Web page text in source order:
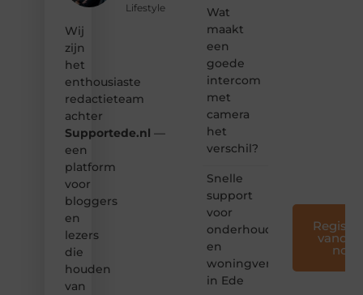
Lifestyle
Wij
zijn
het
enthousiaste
redactieteam
achter
Supportede.nl —
een
platform
voor
bloggers
en
lezers
die
houden
van
Wat
maakt
een
goede
intercom
met
camera
het
verschil?
Snelle
support
voor
onderhoud
en
woningverbetering
in Ede
nog